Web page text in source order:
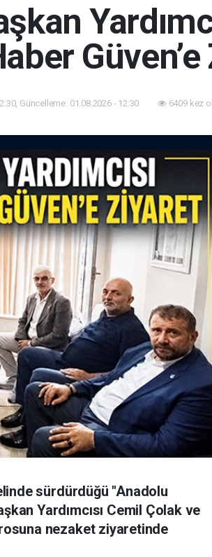
Güncelleme: 01.08.2026 - 12:30 6409 kez
sürdürdüğü "Anadolu
Yardımcısı Cemil Çolak ve
nezaket ziyaretinde